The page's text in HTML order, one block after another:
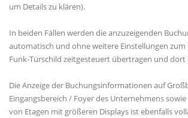
um Details zu klären).
In beiden Fällen werden die anzuzeigenden
automatisch und ohne weitere Einstellungen
Funk-Türschild zeitgesteuert übertragen und dort
Die Anzeige der Buchungsinformationen auf
Eingangsbereich / Foyer des Unternehmens
von Etagen mit größeren Displays ist ebenfalls